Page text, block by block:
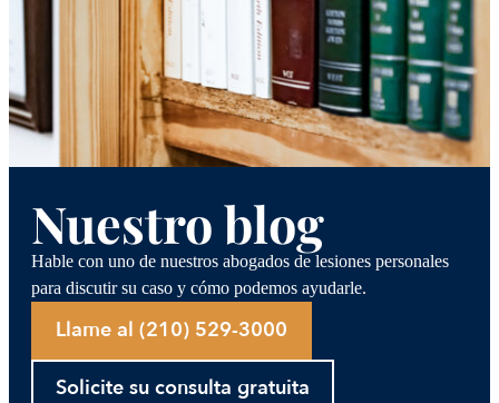
Nuestro blog
Hable con uno de nuestros abogados de lesiones personales
para discutir su caso y cómo podemos ayudarle.
Llame al (210) 529-3000
Solicite su consulta gratuita